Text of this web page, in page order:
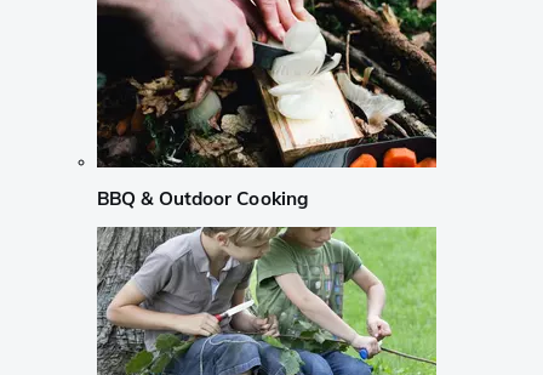
BBQ & Outdoor Cooking